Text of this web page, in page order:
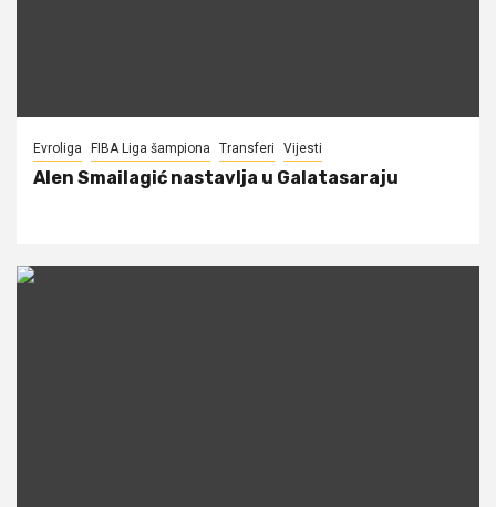
Evroliga FIBA Liga šampiona Transferi Vijesti
Alen Smailagić nastavlja u Galatasaraju